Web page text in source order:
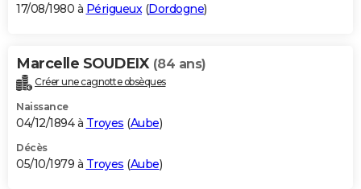
17/08/1980 à Périgueux(Dordogne)
Marcelle SOUDEIX (84 ans)
Créer une cagnotte obsèques
Naissance
04/12/1894 à Troyes (Aube)
Décès
05/10/1979 à Troyes (Aube)